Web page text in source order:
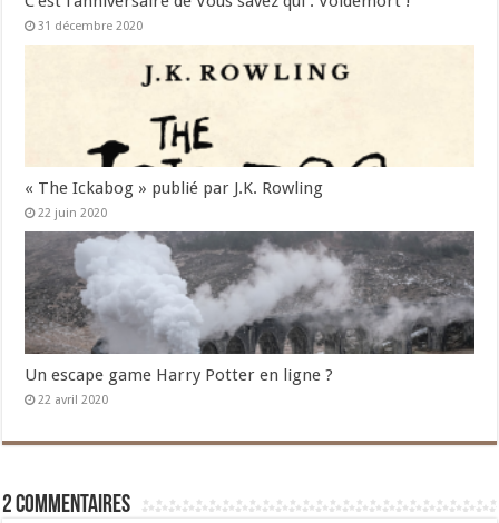
31 décembre 2020
« The Ickabog » publié par J.K. Rowling
22 juin 2020
Un escape game Harry Potter en ligne ?
22 avril 2020
2 commentaires